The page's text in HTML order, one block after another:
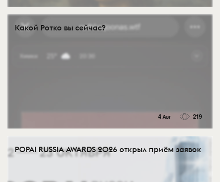
Какой Ротко вы сейчас?
4 Авг 219
POPAI RUSSIA AWARDS 2026 открыл приём заявок